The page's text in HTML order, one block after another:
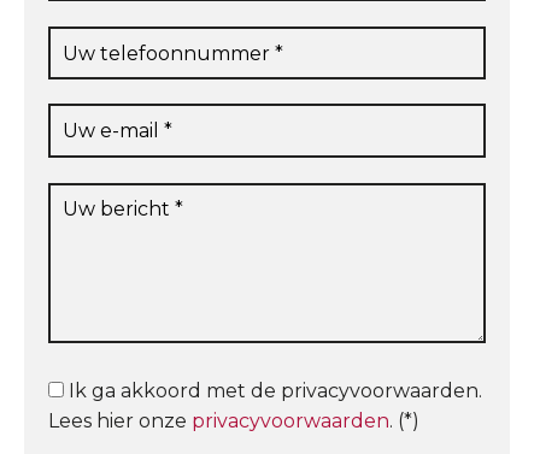
Ik ga akkoord met de privacyvoorwaarden.
Lees hier onze privacyvoorwaarden. (*)